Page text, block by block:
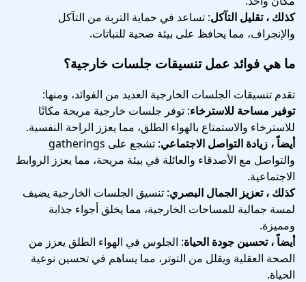
كذلك ، تقليل التآكل: تساعد في حماية التربة من التآكل
والإنجراف، مما يحافظ على بيئة صحية للنباتات.
ما هي فوائد عمل تنسيقات جلسات خارجية؟
تقدم تنسيقات الجلسات الخارجية العديد من الفوائد، ومنها:
توفير مساحة للاسترخاء: توفر جلسات خارجية مريحة مكانًا
للاسترخاء والاستمتاع بالهواء الطلق، مما يعزز الراحة النفسية.
أيضاً ، زيادة التواصل الاجتماعي
: تشجع على gatherings
والتواصل مع الأصدقاء والعائلة في بيئة مريحة، مما يعزز الروابط
الاجتماعية.
كذلك ، تعزيز الجمال البصري: تنسيق الجلسات الخارجية يضيف
لمسة جمالية للمساحات الخارجية، مما يخلق أجواء جذابة
ومميزة.
أيضاً ، تحسين جودة الحياة: الجلوس في الهواء الطلق يعزز من
الصحة العقلية ويقلل من التوتر، مما يساهم في تحسين نوعية
الحياة.